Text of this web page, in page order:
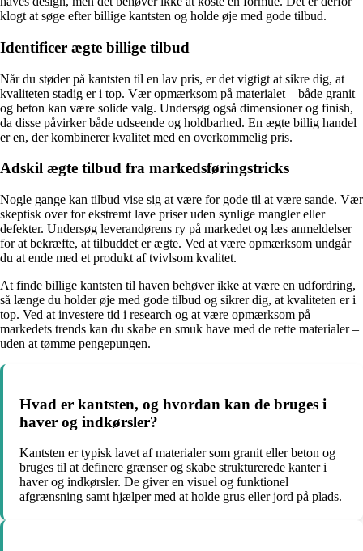
klogt at søge efter billige kantsten og holde øje med gode tilbud.
Identificer ægte billige tilbud
Når du støder på kantsten til en lav pris, er det vigtigt at sikre dig, at
kvaliteten stadig er i top. Vær opmærksom på materialet – både granit
og beton kan være solide valg. Undersøg også dimensioner og finish,
da disse påvirker både udseende og holdbarhed. En ægte billig handel
er en, der kombinerer kvalitet med en overkommelig pris.
Adskil ægte tilbud fra markedsføringstricks
Nogle gange kan tilbud vise sig at være for gode til at være sande. Vær
skeptisk over for ekstremt lave priser uden synlige mangler eller
defekter. Undersøg leverandørens ry på markedet og læs anmeldelser
for at bekræfte, at tilbuddet er ægte. Ved at være opmærksom undgår
du at ende med et produkt af tvivlsom kvalitet.
At finde billige kantsten til haven behøver ikke at være en udfordring,
så længe du holder øje med gode tilbud og sikrer dig, at kvaliteten er i
top. Ved at investere tid i research og at være opmærksom på
markedets trends kan du skabe en smuk have med de rette materialer –
uden at tømme pengepungen.
Hvad er kantsten, og hvordan kan de bruges i
haver og indkørsler?
Kantsten er typisk lavet af materialer som granit eller beton og
bruges til at definere grænser og skabe strukturerede kanter i
haver og indkørsler. De giver en visuel og funktionel
afgrænsning samt hjælper med at holde grus eller jord på plads.